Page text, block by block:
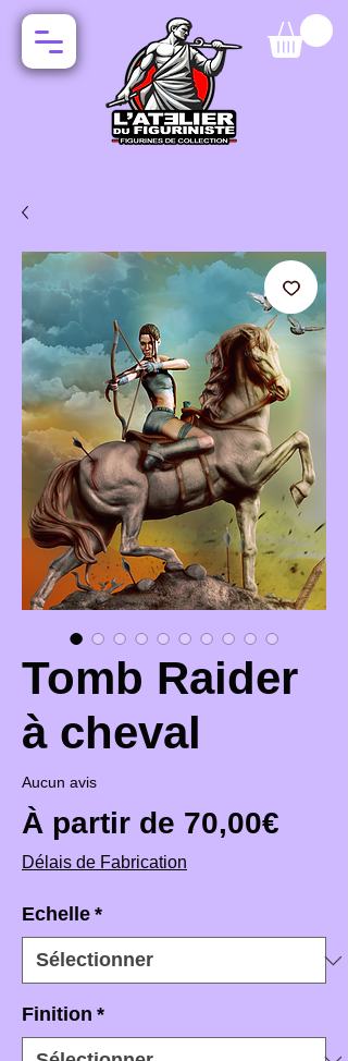
Tomb Raider
à cheval
Aucun avis
À partir de 70,00€
Délais de Fabrication
Echelle *
Finition *